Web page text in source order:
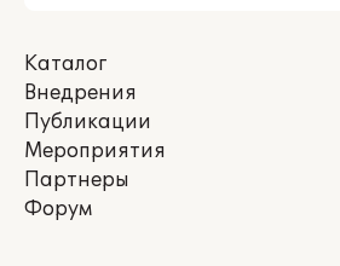
Каталог
Внедрения
Публикации
Мероприятия
Партнеры
Форум